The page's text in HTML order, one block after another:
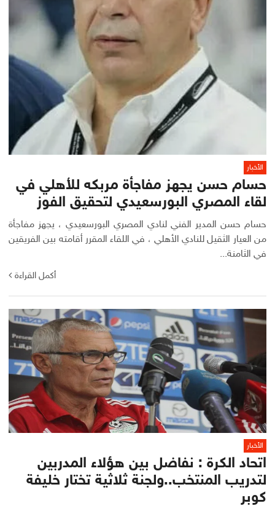
الأخبار
حسام حسن يجهز مفاجأة مربكه للأهلي في
لقاء المصري البورسعيدي لتحقيق الفوز
حسام حسن المدير الفني لنادي المصري البورسعيدي ، يجهز مفاجأة
من العيار الثقيل للنادي الأهلي ، في اللقاء المقرر أقامته بين الفريقين
في الثامنة...
أكمل القراءة
الأخبار
اتحاد الكرة : نفاضل بين هؤلاء المدربين
لتدريب المنتخب..ولجنة ثلاثية تختار خليفة
كوبر